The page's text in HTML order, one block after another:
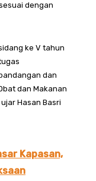
dengan
ke V tahun
dan
dan Makanan
Hasan Basri
Kapasan,